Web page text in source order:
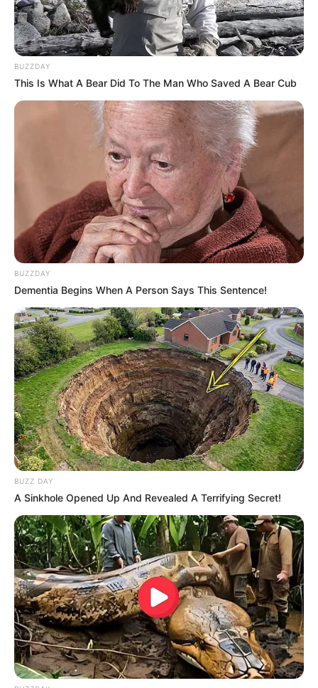
Fonte:decorfacil
8. Cozinheiros de feltro para decoração
Estes bonequinhos cozinheiros vão enfeitar a sua
cozinha! Faça personagens que se pareçam com
você, seus filhos ou a pessoa que mais goste de
cozinhar da família.
BUZZDAY
This Is What A Bear Did To The Man Who Saved A Bear Cub
BUZZDAY
Dementia Begins When A Person Says This Sentence!
BUZZ DAY
A Sinkhole Opened Up And Revealed A Terrifying Secret!